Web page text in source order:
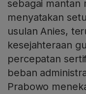
sebagai mantan
menyatakan
usulan Anies,
kesejahteraan
percepatan
beban
Prabowo